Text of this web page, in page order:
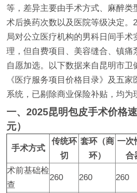
等，差异主要由手术方式、麻醉类
术后换药次数以及医院等级决定。
局对公立医疗机构的男科日间手术
理，但自费项目、美容缝合、镇痛
自愿加选。以下数据来自昆明市卫
《医疗服务项目价格目录》及五
系统，已剔除商业保险补贴，均为
一、2025昆明包皮手术价格
元）
手术方式
传统环
切
套环（商
环）
一次
合
术前基础检
查
260 260 260